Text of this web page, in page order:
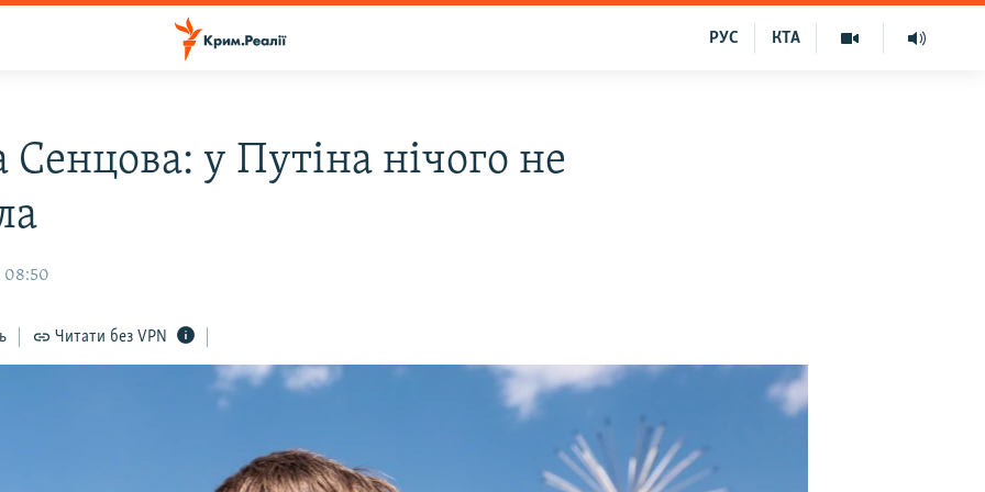
КТА
РУС
Сенцова: у Путіна нічого не
08:50
Читати без VPN